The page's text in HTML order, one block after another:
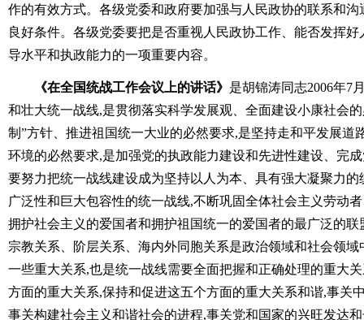
作的有效方式。各级党委和政府要加强与人民政协的联系和
良好条件。各级党委要把是否重视人民政协工作、能否发挥
导水平和执政能力的一项重要内容。
《在全国统战工作会议上的讲话》 是胡锦涛同志2006年7
和壮大统一战线,是贯彻落实科学发展观、全面建设小康社会
制”方针、推进祖国统一大业的必然要求,是坚持走和平发展道
环境的必然要求,是加强党的执政能力建设和先进性建设、完
要努力把统一战线建设成为坚持以人为本、具有强大凝聚力
广泛性和巨大包容性的统一战线,不断巩固全体社会主义劳动
拥护社会主义的爱国者和拥护祖国统一的爱国者的最广泛的
宗教关系、阶层关系、海内外同胞关系是政治领域和社会领
一些重大关系,也是统一战线需要全面把握和正确处理的重大
方面的重大关系,保持和促进这五个方面的重大关系和谐,事关
事关构建社会主义和谐社会的进程,事关党和国家的兴旺发达